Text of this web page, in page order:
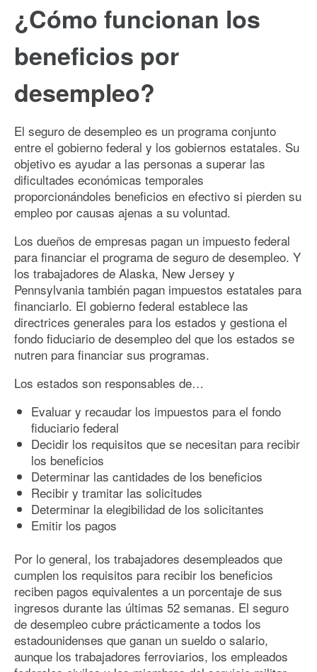
¿Cómo funcionan los
beneficios por
desempleo?
El seguro de desempleo es un programa conjunto
entre el gobierno federal y los gobiernos estatales. Su
objetivo es ayudar a las personas a superar las
dificultades económicas temporales
proporcionándoles beneficios en efectivo si pierden su
empleo por causas ajenas a su voluntad.
Los dueños de empresas pagan un impuesto federal
para financiar el programa de seguro de desempleo. Y
los trabajadores de Alaska, New Jersey y
Pennsylvania también pagan impuestos estatales para
financiarlo. El gobierno federal establece las
directrices generales para los estados y gestiona el
fondo fiduciario de desempleo del que los estados se
nutren para financiar sus programas.
Los estados son responsables de…
Evaluar y recaudar los impuestos para el fondo
fiduciario federal
Decidir los requisitos que se necesitan para recibir
los beneficios
Determinar las cantidades de los beneficios
Recibir y tramitar las solicitudes
Determinar la elegibilidad de los solicitantes
Emitir los pagos
Por lo general, los trabajadores desempleados que
cumplen los requisitos para recibir los beneficios
reciben pagos equivalentes a un porcentaje de sus
ingresos durante las últimas 52 semanas. El seguro
de desempleo cubre prácticamente a todos los
estadounidenses que ganan un sueldo o salario,
aunque los trabajadores ferroviarios, los empleados